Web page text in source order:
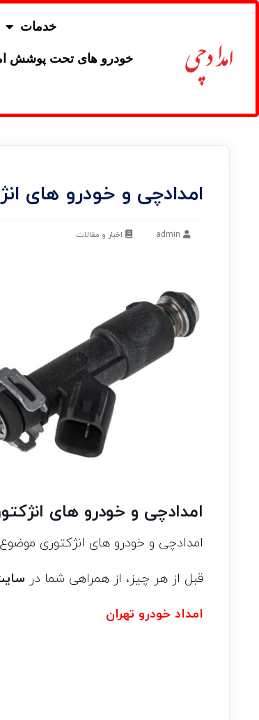
خدمات
خودرو های تحت پوشش
امدادچی و خودرو های
اخبار و مقالات
امدادچی و خودرو های
امدادچی و خودرو های انژکتوری
قبل از هر چیز، از همراهی شما در
امداد خودرو تهران